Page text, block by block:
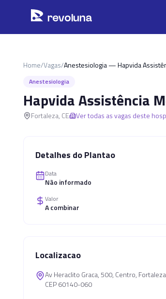
revoluna
Home/Vagas/Anestesiologia — Hapvida
Anestesiologia
Hapvida Assistência
Fortaleza, CE Ver todas as vagas deste
Detalhes do Plantao
Data
Não informado
Valor
A combinar
Localizacao
Av Heraclito Graca, 500, Centro,
CEP 60140-060